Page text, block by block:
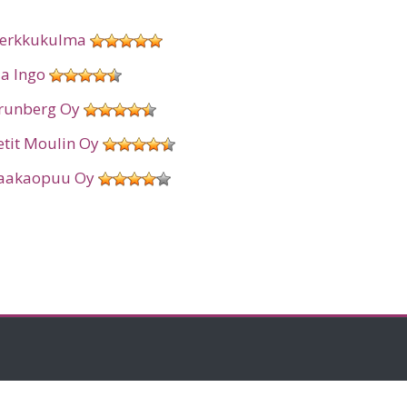
Ingo
Oy
Moulin Oy
Oy